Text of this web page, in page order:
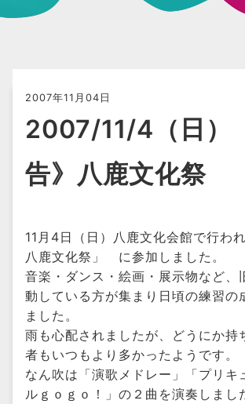
2007年11月04日
2007/11/4（日）
告》八鹿文化祭
11月4日（日）八鹿文化会館で行わ
八鹿文化祭」 に参加しました。
音楽・ダンス・絵画・展示物など、
動している方が集まり日頃の練習の
ました。
雨も心配されましたが、どうにか持
者もいつもより多かったようです。
なん吹は「演歌メドレー」「プリキ
ルｇｏｇｏ！」の２曲を演奏しまし